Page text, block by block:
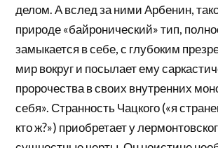
делом. А вслед за ними Арбенин,
природе «байронический» тип,
замыкается в себе, с глубоким
мир вокруг и посылает ему
пророчества в своих внутренних
себя». Странность Чацкого («я
кто ж?») приобретает у